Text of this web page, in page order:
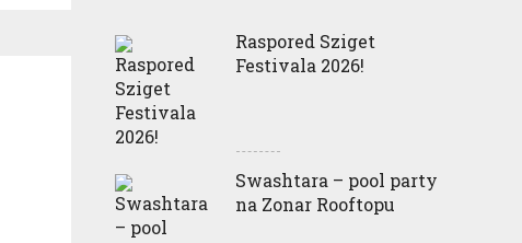
Raspored Sziget
Festivala 2026!
Swashtara – pool party
na Zonar Rooftopu